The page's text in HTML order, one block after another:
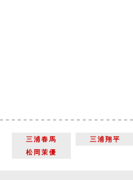
三浦春馬 三浦翔平
松岡茉優